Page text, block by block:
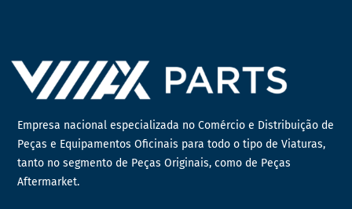
Empresa nacional especializada no Comércio e Distribuição de
Peças e Equipamentos Oficinais para todo o tipo de Viaturas,
tanto no segmento de Peças Originais, como de Peças
Aftermarket.